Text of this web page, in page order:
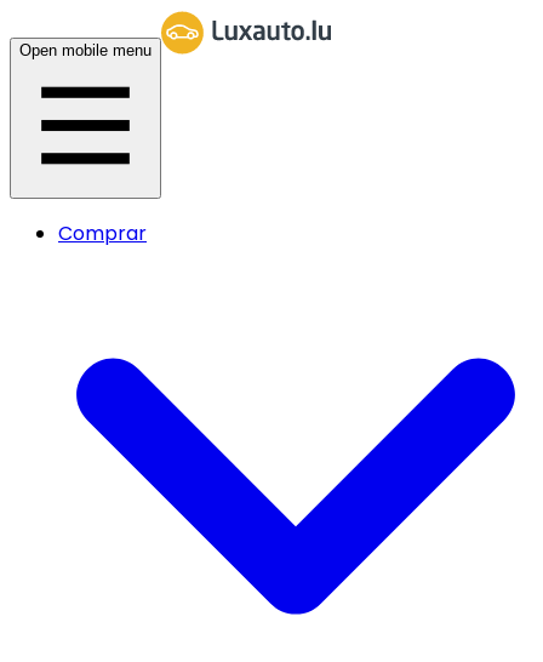
Open mobile menu
Comprar